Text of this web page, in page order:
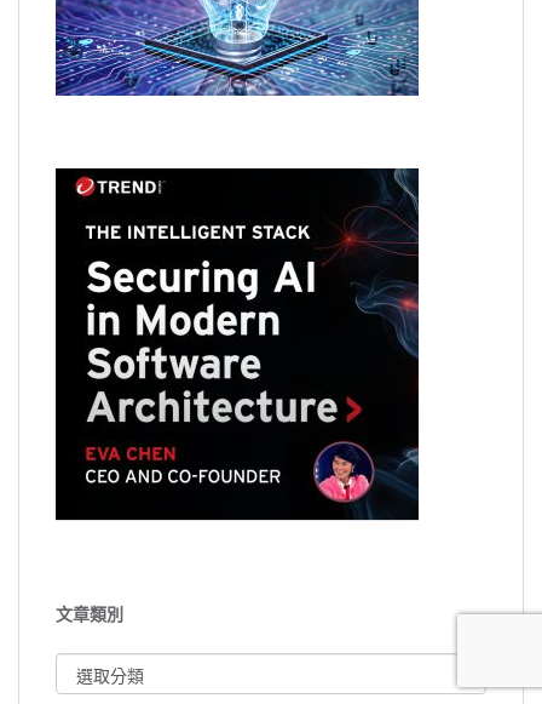
文章類別
章